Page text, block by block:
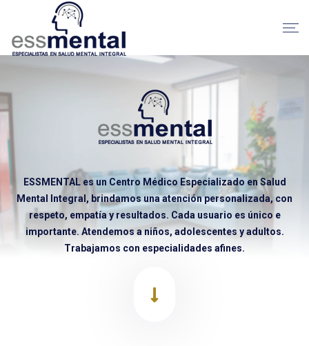
ESSMENTAL es un Centro Médico Especializado en Salud
Mental Integral, brindamos una atención personalizada, con
respeto, empatía y resultados. Cada usuario es único e
importante. Atendemos a niños, adolescentes y adultos.
Trabajamos con especialidades afines.